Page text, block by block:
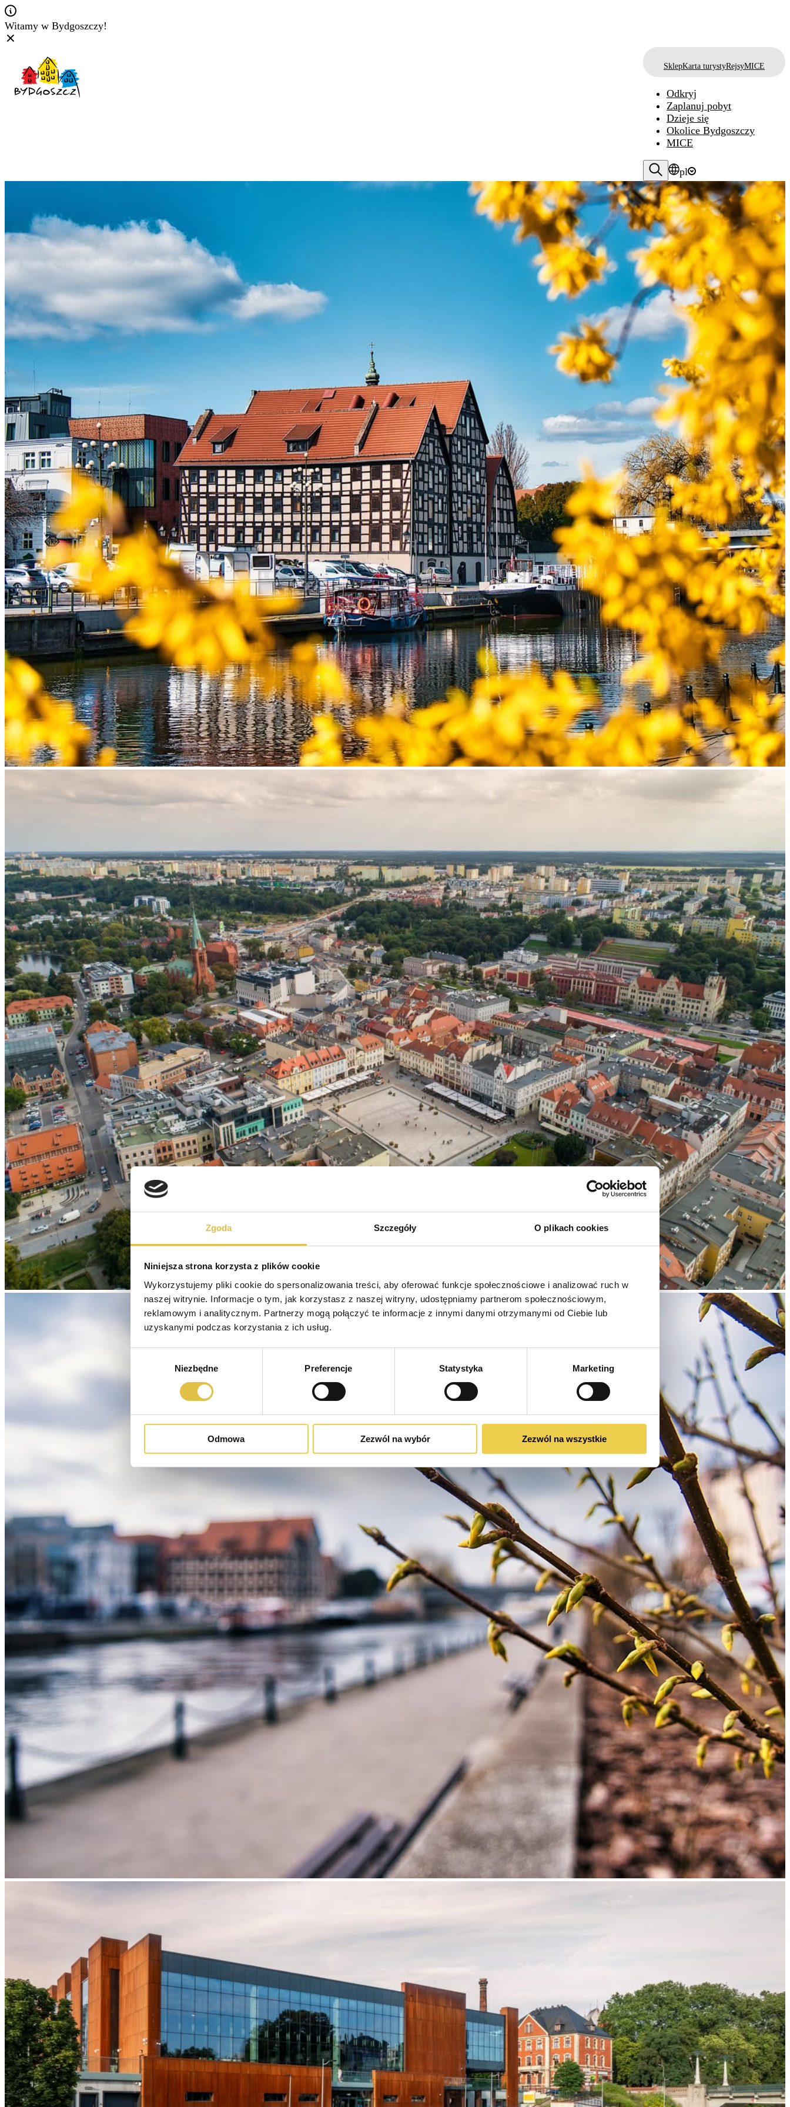
Zgoda Szczegóły O plikach cookies
Niniejsza strona korzysta z plików cookie
Wykorzystujemy pliki cookie do spersonalizowania treści, aby oferować funkcje społecznościowe i analizować ruch w
naszej witrynie. Informacje o tym, jak korzystasz z naszej witryny, udostępniamy partnerom społecznościowym,
reklamowym i analitycznym. Partnerzy mogą połączyć te informacje z innymi danymi otrzymanymi od Ciebie lub
uzyskanymi podczas korzystania z ich usług.
Niezbędne Preferencje Statystyka Marketing
Odmowa Zezwól na wybór Zezwól na wszystkie
Witamy w Bydgoszczy!
SklepKarta turystyRejsyMICE
Odkryj
Zaplanuj pobyt
Dzieje się
Okolice Bydgoszczy
MICE
pl